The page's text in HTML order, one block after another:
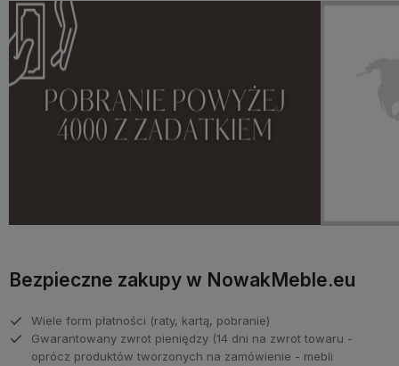
Bezpieczne zakupy w NowakMeble.eu
Wiele form płatności (raty, kartą, pobranie)
Gwarantowany zwrot pieniędzy (14 dni na zwrot towaru -
oprócz produktów tworzonych na zamówienie - mebli